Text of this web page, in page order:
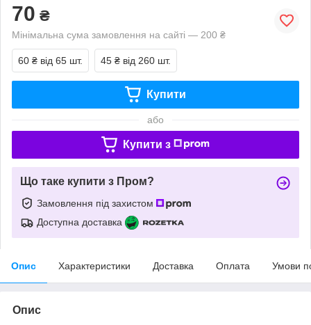
70 ₴
Мінімальна сума замовлення на сайті — 200 ₴
60 ₴ від 65 шт. 45 ₴ від 260 шт.
Купити
або
Купити з
Що таке купити з Пром?
Замовлення під захистом
Доступна доставка
Опис Характеристики Доставка Оплата Умови
Опис